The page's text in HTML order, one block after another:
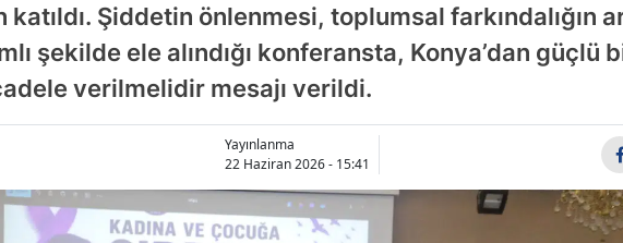
Balıkesir
Bilecik
Bolu
katıldı. Şiddetin önlenmesi, toplumsal farkındalığın
şekilde ele alındığı konferansta, Konya’dan güçlü
verilmelidir mesajı verildi.
Yayınlanma
22 Haziran 2026 - 15:41